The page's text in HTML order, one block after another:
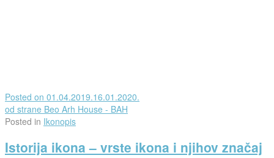
Posted on 01.04.2019.16.01.2020.
od strane Beo Arh House - BAH
Posted in Ikonopis
Istorija ikona – vrste ikona i njihov značaj